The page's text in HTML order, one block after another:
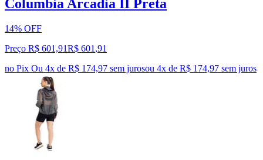
Columbia Arcadia II Preta
14% OFF
Preço R$ 601,91R$ 601 ,91
no Pix Ou 4x de R$ 174,97 sem jurosou 4x de R$ 174,97 sem juros